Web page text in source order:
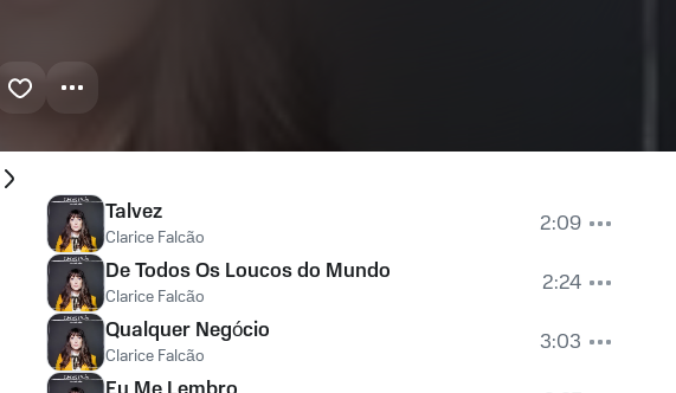
Talvez
Clarice Falcão
2:09
De Todos Os Loucos do Mundo
Clarice Falcão
2:24
Qualquer Negócio
Clarice Falcão
3:03